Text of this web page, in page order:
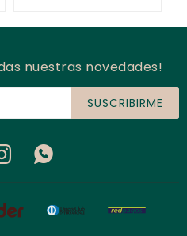
nuestras novedades!
SUSCRIBIRME
